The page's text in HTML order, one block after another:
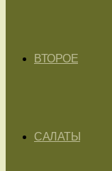
ВТОРОЕ
САЛАТЫ